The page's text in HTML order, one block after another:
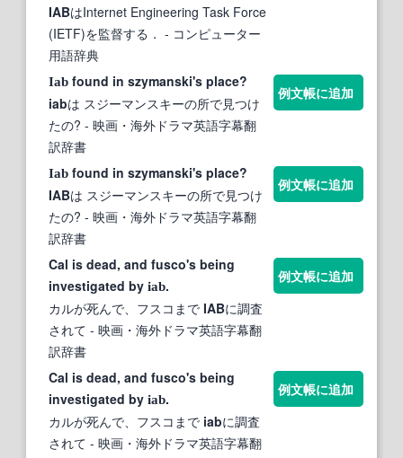
IABはInternet Engineering Task Force
(IETF)を監督する． - コンピューター
用語辞典
Iab found in szymanski's place?
iabは スジーマンスキーの所で見つけ
たの? - 映画・海外ドラマ英語字幕翻
訳辞書
例文帳に追加
Iab found in szymanski's place?
IABは スジーマンスキーの所で見つけ
たの? - 映画・海外ドラマ英語字幕翻
訳辞書
例文帳に追加
Cal is dead, and fusco's being
investigated by iab.
カルが死んで、フスコまで IABに調査
されて - 映画・海外ドラマ英語字幕翻
訳辞書
例文帳に追加
Cal is dead, and fusco's being
investigated by iab.
カルが死んで、フスコまで iabに調査
されて - 映画・海外ドラマ英語字幕翻
例文帳に追加